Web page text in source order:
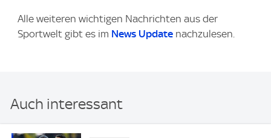
Alle weiteren wichtigen Nachrichten aus der
Sportwelt gibt es im News Update nachzulesen.
Auch interessant